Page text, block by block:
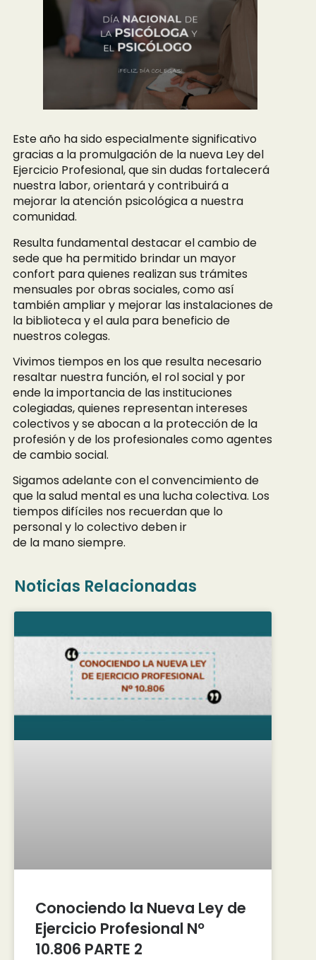
Este año ha sido especialmente significativo
gracias a la promulgación de la nueva Ley del
Ejercicio Profesional, que sin dudas fortalecerá
nuestra labor, orientará y contribuirá a
mejorar la atención psicológica a nuestra
comunidad.
Resulta fundamental destacar el cambio de
sede que ha permitido brindar un mayor
confort para quienes realizan sus trámites
mensuales por obras sociales, como así
también ampliar y mejorar las instalaciones de
la biblioteca y el aula para beneficio de
nuestros colegas.
Vivimos tiempos en los que resulta necesario
resaltar nuestra función, el rol social y por
ende la importancia de las instituciones
colegiadas, quienes representan intereses
colectivos y se abocan a la protección de la
profesión y de los profesionales como agentes
de cambio social.
Sigamos adelante con el convencimiento de
que la salud mental es una lucha colectiva. Los
tiempos difíciles nos recuerdan que lo
personal y lo colectivo deben ir
de la mano siempre.
Noticias Relacionadas
Conociendo la Nueva Ley de
Ejercicio Profesional Nº
10.806 PARTE 2